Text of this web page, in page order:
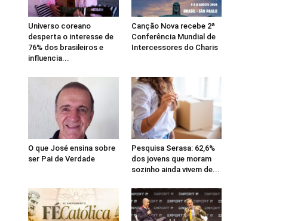
Universo coreano
desperta o interesse de
76% dos brasileiros e
influencia...
Canção Nova recebe 2ª
Conferência Mundial de
Intercessores do Charis
O que José ensina sobre
ser Pai de Verdade
Pesquisa Serasa: 62,6%
dos jovens que moram
sozinho ainda vivem de...